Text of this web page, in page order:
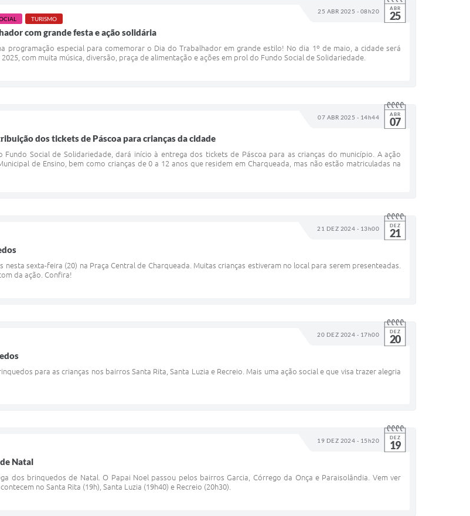
25 ABR 2025 - 08h20 ABR
25
TURISMO
com grande festa e ação solidária
programação especial para comemorar o Dia do Trabalhador em grande estilo! No dia 1º de maio, a cidade será
com muita música, diversão, praça de alimentação e ações em prol do Fundo Social de Solidariedade.
07 ABR 2025 - 14h44 ABR
07
dos tickets de Páscoa para crianças da cidade
Social de Solidariedade, dará início à entrega dos tickets de Páscoa para as crianças do município. A ação
de Ensino, bem como crianças de 0 a 12 anos que residem em Charqueada, mas não estão matriculadas na
21 DEZ 2024 - 13h00 DEZ
21
sexta-feira (20) na Praça Central de Charqueada. Muitas crianças estiveram no local para serem presenteadas.
da ação. Confira!
20 DEZ 2024 - 17h00 DEZ
20
para as crianças nos bairros Santa Rita, Santa Luzia e Recreio. Mais uma ação social e que visa trazer alegria
19 DEZ 2024 - 15h20 DEZ
19
Natal
dos brinquedos de Natal. O Papai Noel passou pelos bairros Garcia, Córrego da Onça e Paraisolândia. Vem ver
no Santa Rita (19h), Santa Luzia (19h40) e Recreio (20h30).